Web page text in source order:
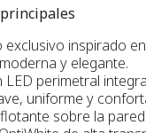
inspirado
y elegante.
LED perimetral
uniforme y
sobre la pared.